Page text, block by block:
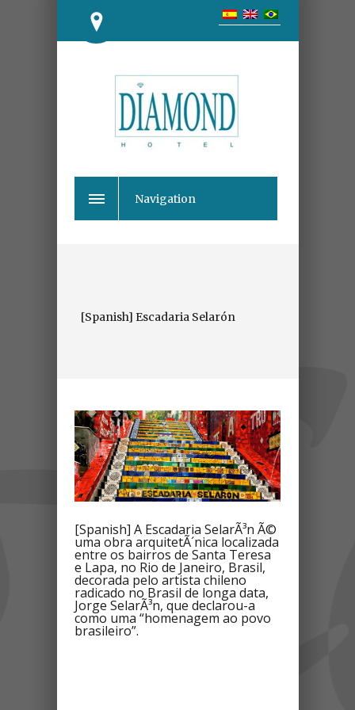
Navigation
[Spanish] Escadaria Selarón
[Spanish] A Escadaria SelarÃ³n Ã©
uma obra arquitetÃ´nica localizada
entre os bairros de Santa Teresa
e Lapa, no Rio de Janeiro, Brasil,
decorada pelo artista chileno
radicado no Brasil de longa data,
Jorge SelarÃ³n, que declarou-a
como uma “homenagem ao povo
brasileiro”.